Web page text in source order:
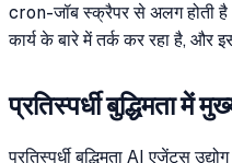
cron-जॉब स्क्रैपर से अलग होती
कार्य के बारे में तर्क कर रहा है, और
प्रतिस्पर्धी बुद्धिमता में
प्रतिस्पर्धी बुद्धिमता AI एजेंट्स